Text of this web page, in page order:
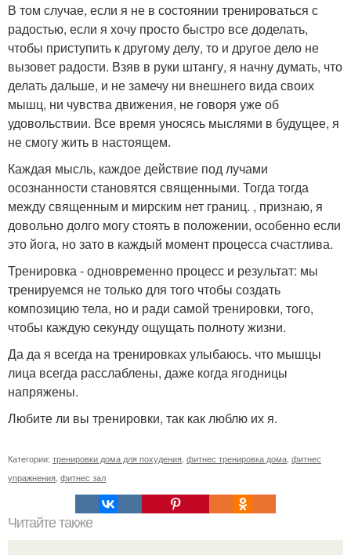
В том случае, если я не в состоянии тренироваться с
радостью, если я хочу просто быстро все доделать,
чтобы приступить к другому делу, то и другое дело не
вызовет радости. Взяв в руки штангу, я начну думать, что
делать дальше, и не замечу ни внешнего вида своих
мышц, ни чувства движения, не говоря уже об
удовольствии. Все время уносясь мыслями в будущее, я
не смогу жить в настоящем.
Каждая мысль, каждое действие под лучами
осознанности становятся священными. Тогда тогда
между священным и мирским нет границ. , признаю, я
довольно долго могу стоять в положении, особенно если
это йога, но зато в каждый момент процесса счастлива.
Тренировка - одновременно процесс и результат: мы
тренируемся не только для того чтобы создать
композицию тела, но и ради самой тренировки, того,
чтобы каждую секунду ощущать полноту жизни.
Да да я всегда на тренировках улыбаюсь. что мышцы
лица всегда расслаблены, даже когда ягодницы
напряжены.
Любите ли вы тренировки, так как люблю их я.
Категории: тренировки дома для похудения фитнес тренировка дома фитнес
упражнения фитнес зал
Читайте также